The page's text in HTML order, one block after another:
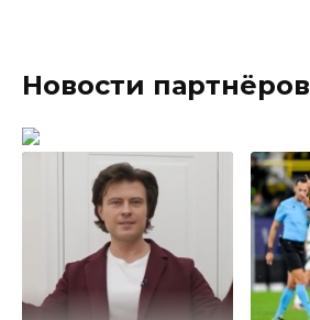
Новости партнёров